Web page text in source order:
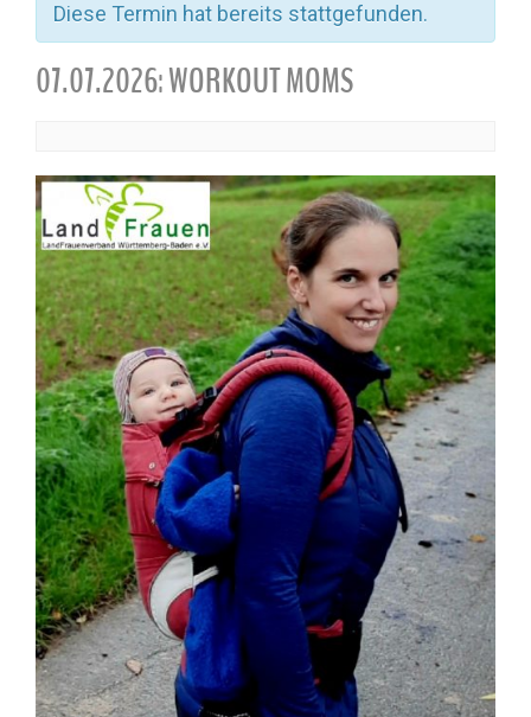
Diese Termin hat bereits stattgefunden.
07.07.2026: WORKOUT MOMS